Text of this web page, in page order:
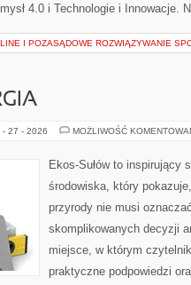
4.0 i Technologie i Innowacje.
I POZASĄDOWE ROZWIĄZYWANIE
- 27 - 2026 MOŻLIWOŚĆ
Ekos-Sułów to inspirujący
środowiska, który
przyrody nie musi
skomplikowanych decyzji
miejsce, w którym
praktyczne podpowiedzi